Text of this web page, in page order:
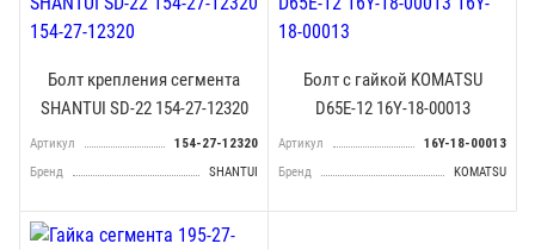
Болт крепления сегмента
SHANTUI SD-22 154-27-12320
Артикул
154-27-12320
Бренд
SHANTUI
Болт с гайкой KOMATSU
D65E-12 16Y-18-00013
Артикул
16Y-18-00013
Бренд
KOMATSU